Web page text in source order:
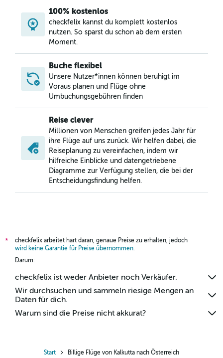
100% kostenlos
checkfelix kannst du komplett kostenlos
nutzen. So sparst du schon ab dem ersten
Moment.
Buche flexibel
Unsere Nutzer*innen können beruhigt im
Voraus planen und Flüge ohne
Umbuchungsgebühren finden
Reise clever
Millionen von Menschen greifen jedes Jahr für
ihre Flüge auf uns zurück. Wir helfen dabei, die
Reiseplanung zu vereinfachen, indem wir
hilfreiche Einblicke und datengetriebene
Diagramme zur Verfügung stellen, die bei der
Entscheidungsfindung helfen.
*
checkfelix arbeitet hart daran, genaue Preise zu erhalten, jedoch
wird keine Garantie für Preise übernommen.
Darum:
checkfelix ist weder Anbieter noch Verkäufer.
Wir durchsuchen und sammeln riesige Mengen an
Daten für dich.
Warum sind die Preise nicht akkurat?
Start Billige Flüge von Kalkutta nach Österreich